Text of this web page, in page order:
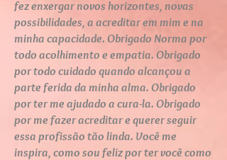
fez enxergar novos horizontes, novas
possibilidades, a acreditar em mim e na
minha capacidade. Obrigado Norma por
todo acolhimento e empatia. Obrigado
por todo cuidado quando alcançou a
parte ferida da minha alma. Obrigado
por ter me ajudado a cura-la. Obrigado
por me fazer acreditar e querer seguir
essa profissão tão linda. Você me
inspira, como sou feliz por ter você como